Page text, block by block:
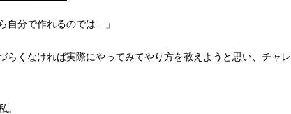
自分で作れるのでは…」
らくなければ実際にやってみてやり方を教えようと思い、チャレ
。